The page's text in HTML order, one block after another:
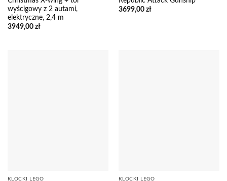
wyścigowy z 2 autami,
elektryczne, 2,4 m
3949,00 zł
3699,00 zł
KLOCKI LEGO KLOCKI LEGO